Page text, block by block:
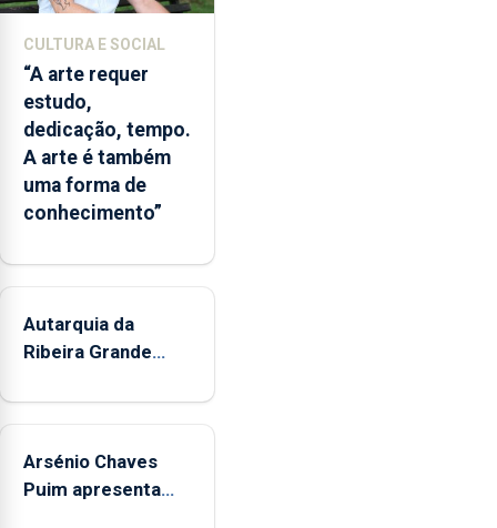
integrados
na
Rede
Municipal
de
Museus
aos
durante
mês
de
entre
14h00
e
CULTURA E SOCIAL
“A arte requer
estudo,
dedicação, tempo.
A arte é também
uma forma de
conhecimento”
Autarquia da
Ribeira Grande
"Museus no Verão"
Arsénio Chaves
Puim apresenta